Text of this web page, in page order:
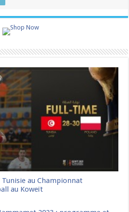
au Championnat
au Koweït